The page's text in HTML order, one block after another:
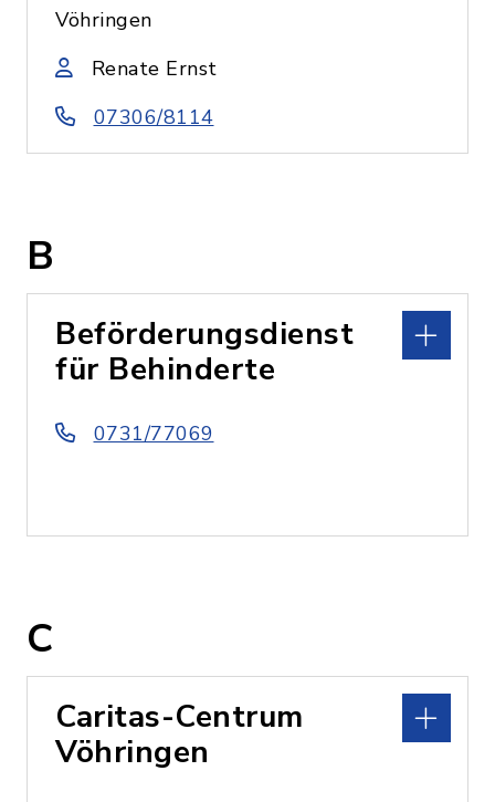
Vöhringen
Renate Ernst
07306/8114
B
Beförderungsdienst
für Behinderte
0731/77069
C
Caritas-Centrum
Vöhringen